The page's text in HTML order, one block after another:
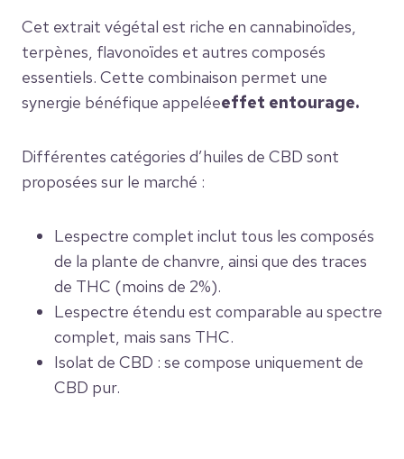
Cet extrait végétal est riche en cannabinoïdes,
terpènes, flavonoïdes et autres composés
essentiels. Cette combinaison permet une
synergie bénéfique appeléeeffet entourage.
Différentes catégories d’huiles de CBD sont
proposées sur le marché :
Lespectre complet inclut tous les composés
de la plante de chanvre, ainsi que des traces
de THC (moins de 2%).
Lespectre étendu est comparable au spectre
complet, mais sans THC.
Isolat de CBD : se compose uniquement de
CBD pur.